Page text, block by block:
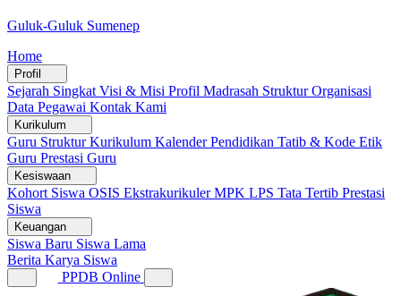
Guluk-Guluk Sumenep
Home
Profil
Sejarah Singkat Visi & Misi Profil Madrasah Struktur Organisasi
Data Pegawai Kontak Kami
Kurikulum
Guru Struktur Kurikulum Kalender Pendidikan Tatib & Kode Etik
Guru Prestasi Guru
Kesiswaan
Kohort Siswa OSIS Ekstrakurikuler MPK LPS Tata Tertib Prestasi
Siswa
Keuangan
Siswa Baru Siswa Lama
Berita Karya Siswa
PPDB Online